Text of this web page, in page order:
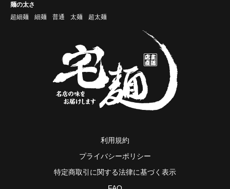
麺の太さ
超細麺
細麺 普通 太麺 超太麺
利用規約
プライバシーポリシー
特定商取引に関する法律に基づく表示